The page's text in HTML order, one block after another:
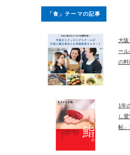
「食」テーマの記事
大阪
ー
の料
1年
し
帖」